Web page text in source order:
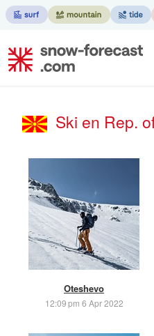
Ski en Rep.
Oteshevo
12:09 pm 6 Apr 2022